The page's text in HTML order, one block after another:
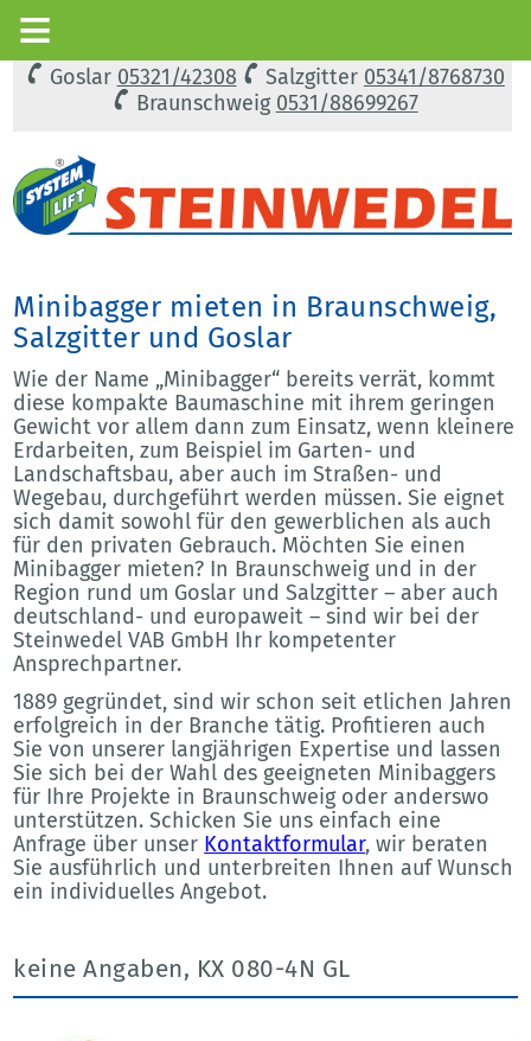
Goslar 05321/42308 Salzgitter 05341/8768730
Braunschweig 0531/88699267
Minibagger mieten in Braunschweig,
Salzgitter und Goslar
Wie der Name „Minibagger“ bereits verrät, kommt
diese kompakte Baumaschine mit ihrem geringen
Gewicht vor allem dann zum Einsatz, wenn kleinere
Erdarbeiten, zum Beispiel im Garten- und
Landschaftsbau, aber auch im Straßen- und
Wegebau, durchgeführt werden müssen. Sie eignet
sich damit sowohl für den gewerblichen als auch
für den privaten Gebrauch. Möchten Sie einen
Minibagger mieten? In Braunschweig und in der
Region rund um Goslar und Salzgitter – aber auch
deutschland- und europaweit – sind wir bei der
Steinwedel VAB GmbH Ihr kompetenter
Ansprechpartner.
1889 gegründet, sind wir schon seit etlichen Jahren
erfolgreich in der Branche tätig. Profitieren auch
Sie von unserer langjährigen Expertise und lassen
Sie sich bei der Wahl des geeigneten Minibaggers
für Ihre Projekte in Braunschweig oder anderswo
unterstützen. Schicken Sie uns einfach eine
Anfrage über unser Kontaktformular, wir beraten
Sie ausführlich und unterbreiten Ihnen auf Wunsch
ein individuelles Angebot.
keine Angaben, KX 080-4N GL